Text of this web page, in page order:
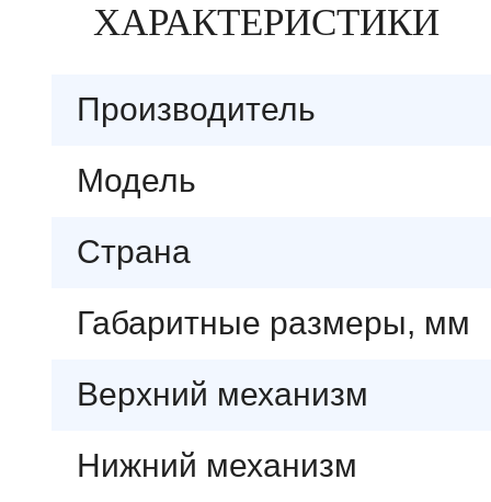
ХАРАКТЕРИСТИКИ
Производитель
Модель
Страна
Габаритные размеры, мм
Верхний механизм
Нижний механизм